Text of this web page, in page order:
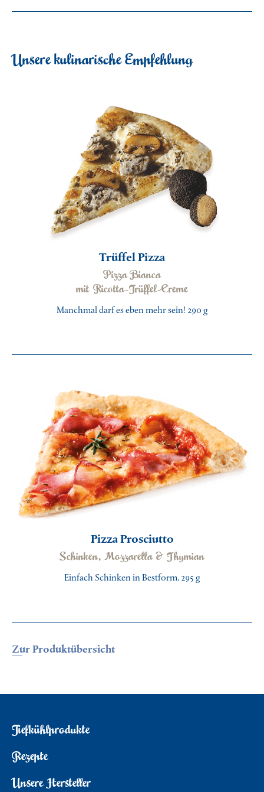
Unsere kulinarische Empfehlung
Trüffel Pizza
Pizza Bianca
mit Ricotta-Trüffel-Creme
Manchmal darf es eben mehr sein! 290 g
Pizza Prosciutto
Schinken, Mozzarella & Thymian
Einfach Schinken in Bestform. 295 g
Zur Produktübersicht
Tiefkühlprodukte
Rezepte
Unsere Hersteller